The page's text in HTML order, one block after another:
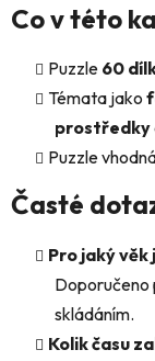
Co v této
Puzzle 60
Témata jako
prostředky
Puzzle
Časté
Pro jaký věk
Doporučeno
skládáním.
Kolik času